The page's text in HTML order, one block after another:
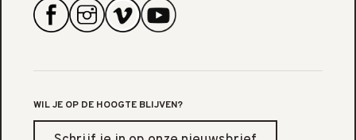
WIL JE OP DE HOOGTE BLIJVEN?